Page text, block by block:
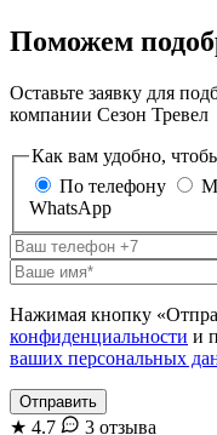
Поможем
Оставьте заявку для
компании Сезон Тревел
Как вам удобно,
По телефону
WhatsApp
Нажимая кнопку
конфиденциальности и
ваших персональных
Отправить
★ 4.7 3 отзыва